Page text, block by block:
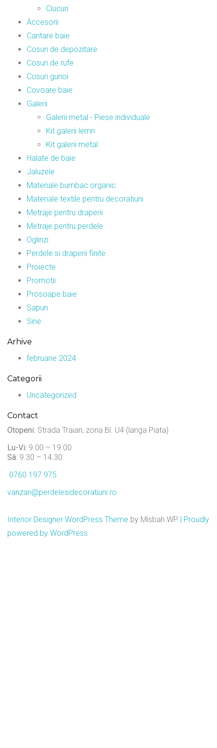
Ciucuri
Accesorii
Cantare baie
Cosuri de depozitare
Cosuri de rufe
Cosuri gunoi
Covoare baie
Galerii
Galerii metal - Piese individuale
Kit galerii lemn
Kit galerii metal
Halate de baie
Jaluzele
Materiale bumbac organic
Materiale textile pentru decoratiuni
Metraje pentru draperii
Metraje pentru perdele
Oglinzi
Perdele si draperii finite
Proiecte
Promotii
Prosoape baie
Sapun
Sine
Arhive
februarie 2024
Categorii
Uncategorized
Contact
Otopeni: Strada Traian, zona Bl. U4 (langa Piata)
Lu-Vi: 9.00 – 19.00
Sâ: 9.30 – 14.30
0760 197 975
vanzari@perdelesidecoratiuni.ro
Interior Designer WordPress Theme by Misbah WP | Proudly
powered by WordPress